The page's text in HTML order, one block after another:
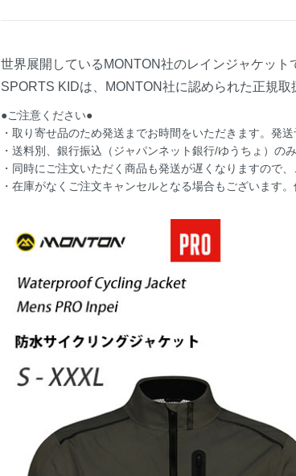
世界展開しているMONTON社のレインジャケット
SPORTS KIDは、MONTON社に認められた正規取
●ご注意ください●
・取り寄せ品のため発送までお時間をいただきます。発
・送料別、銀行振込（ジャパンネット銀行/ゆうちょ）の
・同時にご注文いただく商品も発送が遅くなりますので、
・在庫がなくご注文キャンセルとなる場合もございます。